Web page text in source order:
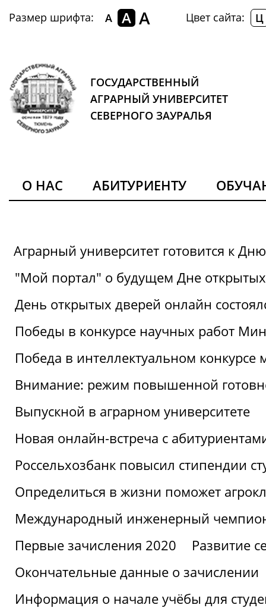
Размер шрифта: A A A Цвет сайта: Ц
ГОСУДАРСТВЕННЫЙ
АГРАРНЫЙ УНИВЕРСИТЕТ
СЕВЕРНОГО ЗАУРАЛЬЯ
О НАС АБИТУРИЕНТУ
Аграрный университет готовится к
"Мой портал" о будущем Дне
День открытых дверей онлайн
Победы в конкурсе научных работ
Победа в интеллектуальном конкурсе
Внимание: режим повышенной
Выпускной в аграрном университете
Новая онлайн-встреча с
Россельхозбанк повысил стипендии
Определиться в жизни поможет
Международный инженерный
Первые зачисления 2020
Развитие
Окончательные данные о зачислении
Информация о начале учёбы для